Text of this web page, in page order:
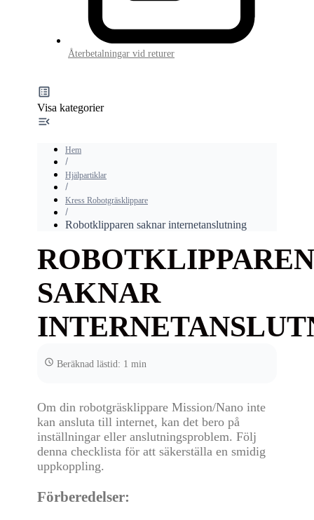
Återbetalningar vid returer
Visa kategorier
Hem
Hjälpartiklar
Kress Robotgräsklippare
Robotklipparen saknar internetanslutning
ROBOTKLIPPAREN
SAKNAR
Beräknad lästid: 1 min
Om din robotgräsklippare Mission/Nano inte
kan ansluta till internet, kan det bero på
inställningar eller anslutningsproblem. Följ
denna checklista för att säkerställa en smidig
uppkoppling.
Förberedelser: